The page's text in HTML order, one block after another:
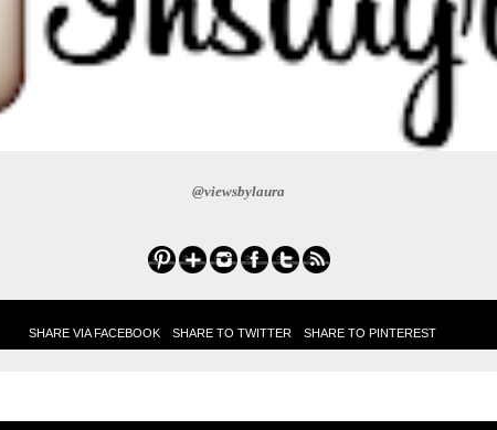
@viewsbylaura
SHARE VIA FACEBOOK SHARE TO TWITTER SHARE TO PINTEREST